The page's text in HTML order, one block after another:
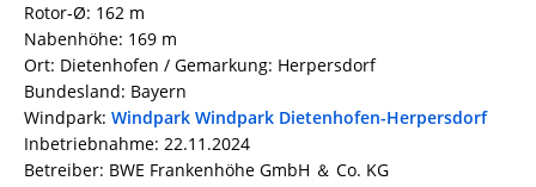
Rotor-Ø: 162 m
Nabenhöhe: 169 m
Ort: Dietenhofen / Gemarkung: Herpersdorf
Bundesland: Bayern
Windpark: Windpark Windpark Dietenhofen-Herpersdorf
Inbetriebnahme: 22.11.2024
Betreiber: BWE Frankenhöhe GmbH ＆ Co. KG